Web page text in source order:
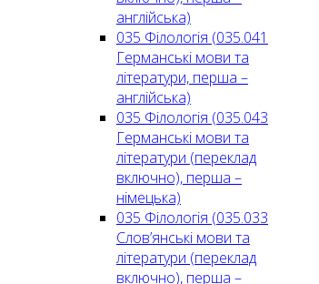
англійська)
035 Філологія (035.041
Германські мови та
літератури, перша –
англійська)
035 Філологія (035.043
Германські мови та
літератури (переклад
включно), перша –
німецька)
035 Філологія (035.033
Слов’янські мови та
літератури (переклад
включно), перша –